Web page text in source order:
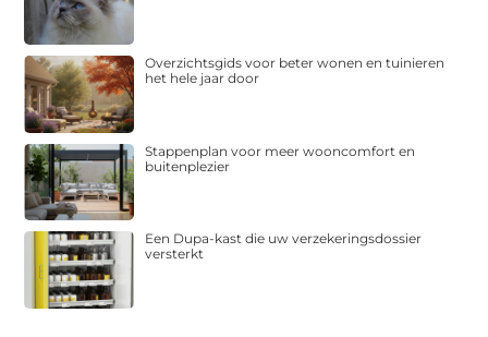
Overzichtsgids voor beter wonen en tuinieren
het hele jaar door
Stappenplan voor meer wooncomfort en
buitenplezier
Een Dupa-kast die uw verzekeringsdossier
versterkt